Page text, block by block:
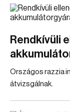
Rendkívüli
Országos razzia
átvizsgálnak.